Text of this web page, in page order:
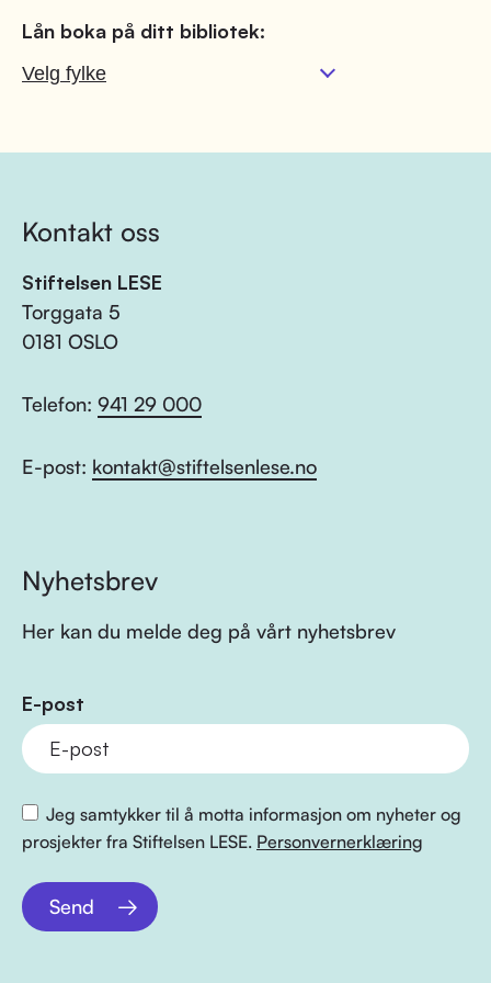
Lån boka på ditt bibliotek:
Kontakt oss
Stiftelsen LESE
Torggata 5
0181 OSLO
Telefon: 941 29 000
E-post: kontakt@stiftelsenlese.no
Nyhetsbrev
Her kan du melde deg på vårt nyhetsbrev
E-post
Jeg samtykker til å motta informasjon om nyheter og
prosjekter fra Stiftelsen LESE. Personvernerklæring
Send